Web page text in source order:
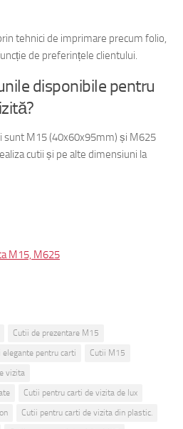
tehnici de imprimare precum folio,
de preferințele clientului.
disponibile pentru
sunt M15 (40x60x95mm) și M625
cutii și pe alte dimensiuni la
M15, M625
Cutii de prezentare M15
elegante pentru carti
Cutii M15
vizita
Cutii pentru carti de vizita de lux
Cutii pentru carti de vizita din plastic.